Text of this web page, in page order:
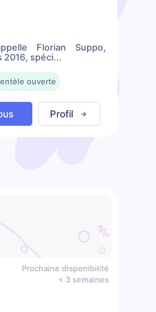
Florian Suppo,
2016, spéci...
ouverte
Profil
Prochaine disponibilité
< 3 semaines